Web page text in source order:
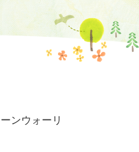
ンウォーリ